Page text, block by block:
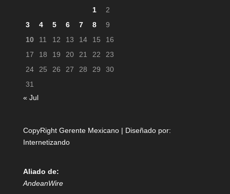
1
2
3
4 5 6 7 8
9
10
11 12 13 14 15
16
17
18 19 20 21 22
23
24
25 26 27 28 29
30
31
« Jul
CopyRight Gerente Mexicano | Diseñado por:
Internetizando
Aliado de:
AndeanWire